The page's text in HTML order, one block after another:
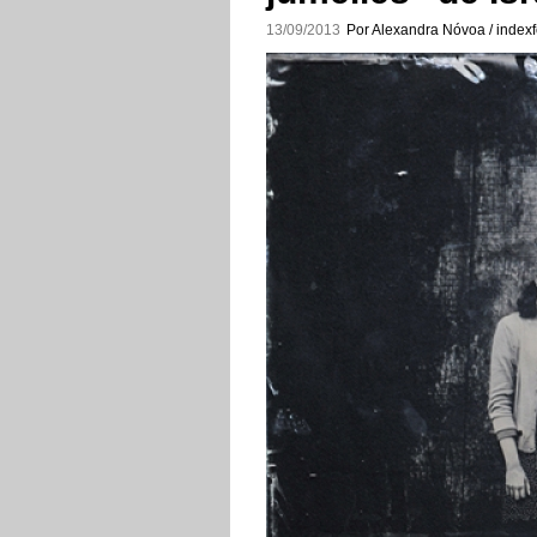
13/09/2013 Por Alexandra Nóvoa /